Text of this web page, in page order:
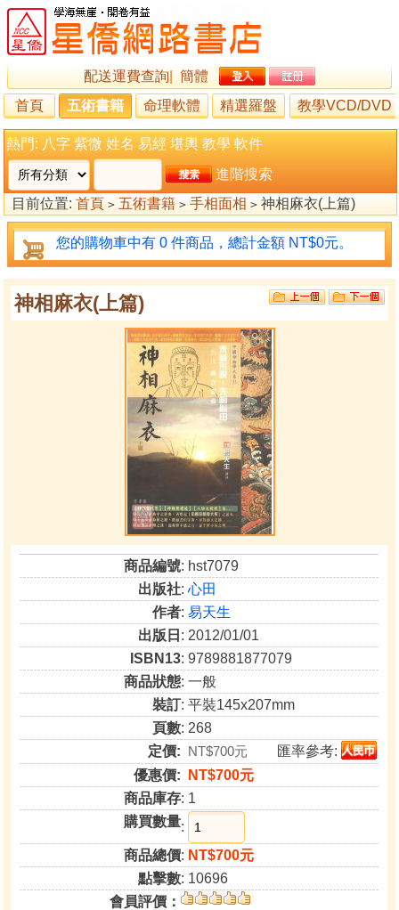
配送運費查詢
簡體
首頁
五術書籍 命理軟體 精選羅盤 教學VCD/DVD
熱門: 八字 紫微 姓名 易經 堪輿 教學 軟件
進階搜索
目前位置: 首頁 > 五術書籍 > 手相面相 > 神相麻衣(上篇)
您的購物車中有 0 件商品，總計金額 NT$0元。
神相麻衣(上篇)
商品編號: hst7079
出版社:心田
作者:易天生
出版日 : 2012/01/01
ISBN13: 9789881877079
商品狀態: 一般
裝訂: 平裝145x207mm
頁數: 268
定價: NT$700元
匯率參考:
優惠價:
NT$700元
商品庫存: 1
購買數量:
商品總價: NT$700元
點擊數: 10696
會員評價：